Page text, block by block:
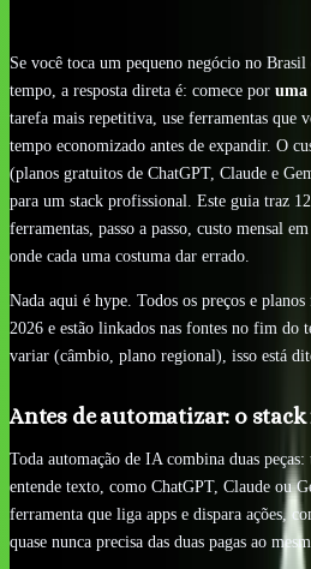
Se você toca um pequeno negócio no
tempo, a resposta direta é: comece por uma
tarefa mais repetitiva, use ferramentas que
tempo economizado antes de expandir. O
(planos gratuitos de ChatGPT, Claude e
para um stack profissional. Este guia traz
ferramentas, passo a passo, custo mensal
onde cada uma costuma dar errado.
Nada aqui é hype. Todos os preços e
2026 e estão linkados nas fontes no fim do
variar (câmbio, plano regional), isso está
Antes de automatizar: o
Toda automação de IA combina duas peças:
entende texto, como ChatGPT, Claude ou
ferramenta que liga apps e dispara ações,
quase nunca precisa das duas pagas ao